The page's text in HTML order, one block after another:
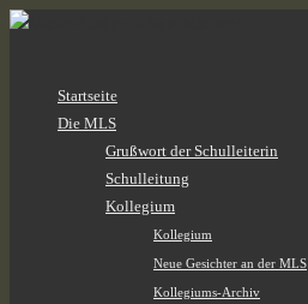
Startseite
Die MLS
Grußwort der Schulleiterin
Schulleitung
Kollegium
Kollegium
Neue Gesichter an der MLS
Kollegiums-Archiv